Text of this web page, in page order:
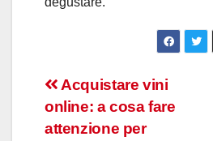
Navigazione
articoli
Acquistare vini
online: a cosa fare
attenzione per